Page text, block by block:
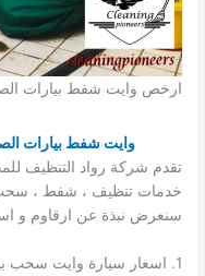
ارخص وايت شفط بيارات
وايت شفط بيارات
تقدم شركة رواد التنظيف
خدمات تنظيف ، شفط ، سحب
سنعرض نبذة عن ارقاوم و
1. اسعار سيارة وايت سحب بيارات الصرف الصحي بالبكيرية